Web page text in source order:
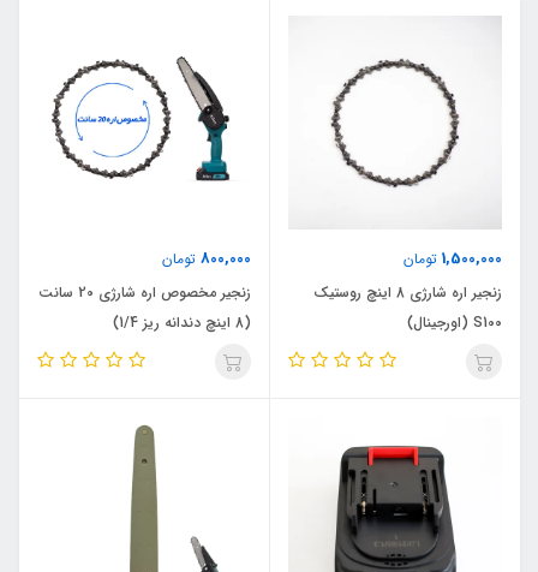
1,500,000 تومان
زنجیر اره شارژی 8 اینچ روستیک
S100 (اورجینال)
800,000 تومان
زنجیر مخصوص اره شارژی 20 سانت
(8 اینچ دندانه ریز 1/4)